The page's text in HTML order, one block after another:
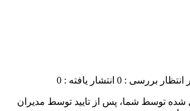
انتظار بررسی : 0 انتشار یافته : 0
توسط شما، پس از تایید توسط مدیران